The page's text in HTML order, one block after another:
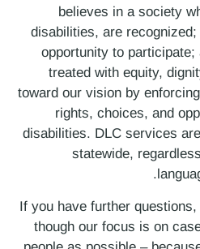
believes in a society
disabilities, are
opportunity to
treated with equity,
toward our vision by
rights, choices, and
disabilities. DLC services
statewide,
If you have further
though our focus is on